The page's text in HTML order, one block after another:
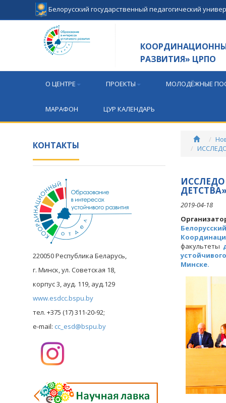
Белорусский государственный педагогический
РАЗВИТИЯ» ЦРПО
О ЦЕНТРЕ ПРОЕКТЫ МОЛОДЁЖНЫЕ
МАРАФОН ЦУР КАЛЕНДАРЬ
КОНТАКТЫ
220050 Республика Беларусь,
г. Минск, ул. Советская 18,
корпус 3, ауд. 119, ауд.129
www.esdcc.bspu.by
тел. +375 (17) 311-20-92;
e-mail: cc_esd@bspu.by
2019-04-18
факультеты
Минске.